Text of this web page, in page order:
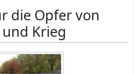
die Opfer von
Krieg